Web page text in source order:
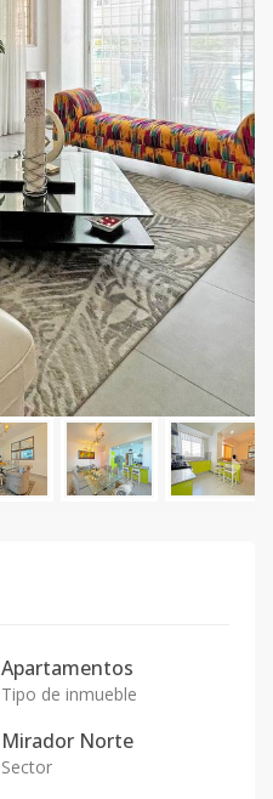
Apartamentos
Tipo de inmueble
Mirador Norte
Sector